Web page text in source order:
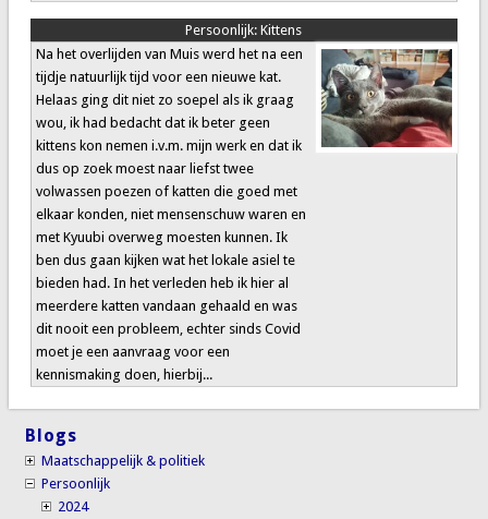
Persoonlijk:Kittens
Na het overlijden van Muis werd het na een
tijdje natuurlijk tijd voor een nieuwe kat.
Helaas ging dit niet zo soepel als ik graag
wou, ik had bedacht dat ik beter geen
kittens kon nemen i.v.m. mijn werk en dat ik
dus op zoek moest naar liefst twee
volwassen poezen of katten die goed met
elkaar konden, niet mensenschuw waren en
met Kyuubi overweg moesten kunnen. Ik
ben dus gaan kijken wat het lokale asiel te
bieden had. In het verleden heb ik hier al
meerdere katten vandaan gehaald en was
dit nooit een probleem, echter sinds Covid
moet je een aanvraag voor een
kennismaking doen, hierbij...
Blogs
Maatschappelijk & politiek
Persoonlijk
2024